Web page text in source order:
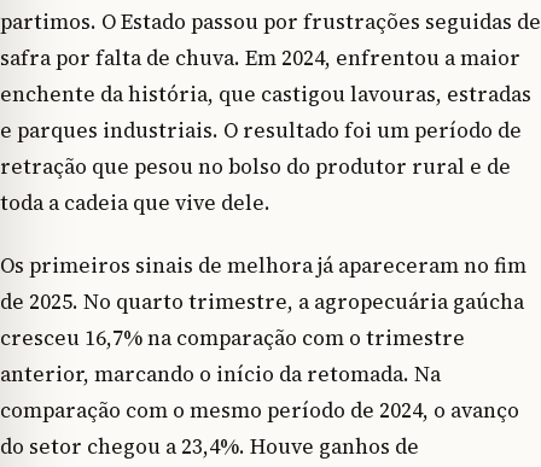
partimos. O Estado passou por frustrações seguidas de
safra por falta de chuva. Em 2024, enfrentou a maior
enchente da história, que castigou lavouras, estradas
e parques industriais. O resultado foi um período de
retração que pesou no bolso do produtor rural e de
toda a cadeia que vive dele.
Os primeiros sinais de melhora já apareceram no fim
de 2025. No quarto trimestre, a agropecuária gaúcha
cresceu 16,7% na comparação com o trimestre
anterior, marcando o início da retomada. Na
comparação com o mesmo período de 2024, o avanço
do setor chegou a 23,4%. Houve ganhos de